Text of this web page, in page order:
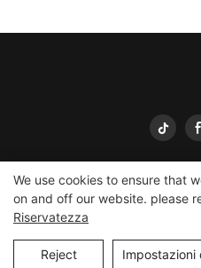
Copyright © 2026
Mappa
We use cookies to ensure that
on and off our website. please
Riservatezza
Reject Impostazioni